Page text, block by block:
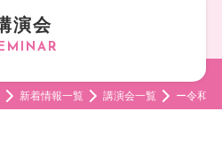
演会
新着情報一覧 講演会一覧 ー令和版